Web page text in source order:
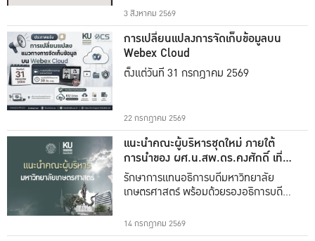
3 สิงหาคม 2569
การเปลี่ยนแปลงการจัดเก็บข้อมูลบน
Webex Cloud
ตั้งแต่วันที่ 31 กรกฎาคม 2569
22 กรกฎาคม 2569
แนะนำคณะผู้บริหารชุดใหม่ ภายใต้
การนำของ ผศ.น.สพ.ดร.คงศักดิ์ เที่ยง
ธรรม
รักษาการแทนอธิการบดีมหาวิทยาลัย
เกษตรศาสตร์ พร้อมด้วยรองอธิการบดีทั้ง
14 กรกฎาคม 2569